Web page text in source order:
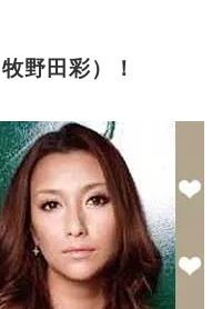
野田彩）！